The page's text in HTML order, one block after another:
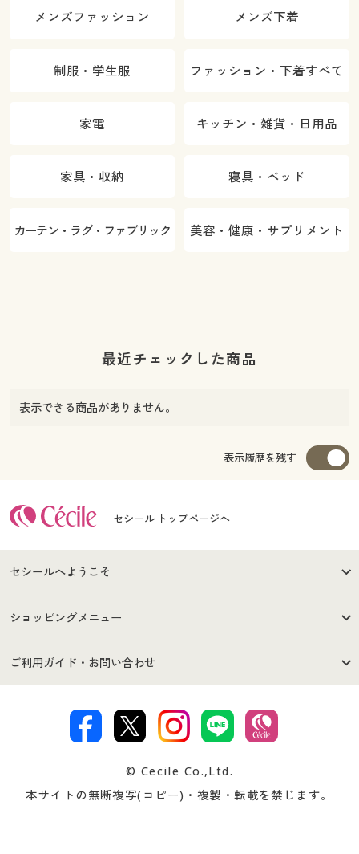
メンズファッション メンズ下着
制服・学生服 ファッション・下着すべて
家電 キッチン・雑貨・日用品
家具・収納 寝具・ベッド
カーテン・ラグ・ファブリック 美容・健康・サプリメント
最近チェックした商品
表示できる商品がありません。
表示履歴を残す
セシール トップページへ
セシールへようこそ
はじめての方へ
セシールご利用規約
著作権・商標について 会社案内
ショッピングメニュー
商品カテゴリ
プレゼント＆キャンペーン サイトマップ
ご利用ガイド・お問い合わせ
交換・返品は お支払は
ついて
忘れの場合
© Cecile Co.,Ltd.
本サイトの無断複写(コピー)・複製・転載を禁じます。